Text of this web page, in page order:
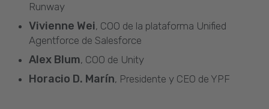
Runway
Vivienne Wei, COO de la plataforma Unified
Agentforce de Salesforce
Alex Blum, COO de Unity
Horacio D. Marín, Presidente y CEO de YPF